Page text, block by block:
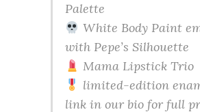
Palette
White Body Paint
with Pepe’s Silhouette
Mama Lipstick Trio
limited-edition
link in our bio for full